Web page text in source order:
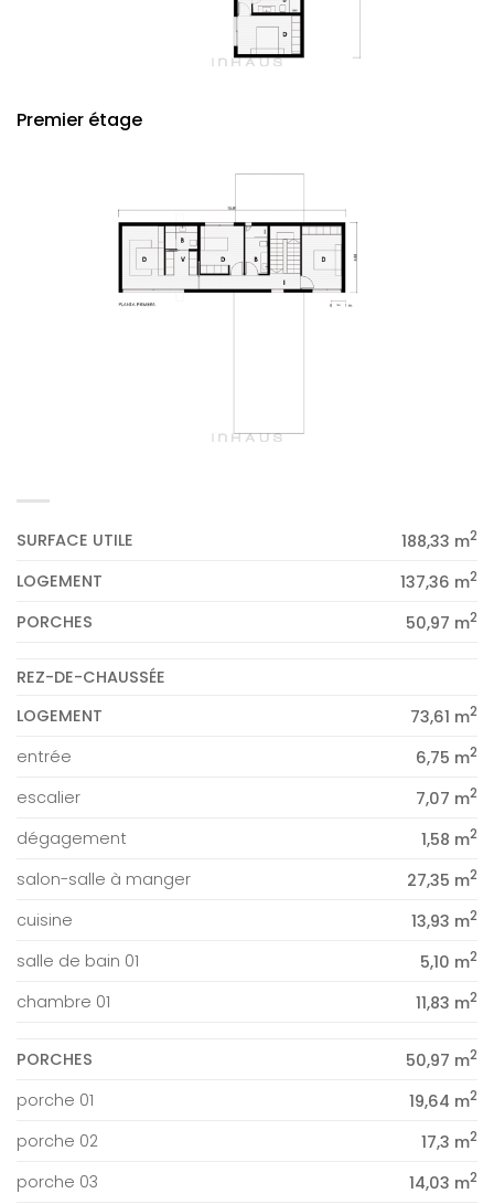
Premier étage
SURFACE UTILE 188,33 m2
LOGEMENT 137,36 m2
PORCHES 50,97 m2
REZ-DE-CHAUSSÉE
LOGEMENT
73,61 m2
entrée 6,75 m2
escalier 7,07 m2
dégagement 1,58 m2
salon-salle à manger 27,35 m2
cuisine 13,93 m2
salle de bain 01 5,10 m2
chambre 01 11,83 m2
PORCHES 50,97 m2
porche 01 19,64 m2
porche 02 17,3 m2
porche 03 14,03 m2